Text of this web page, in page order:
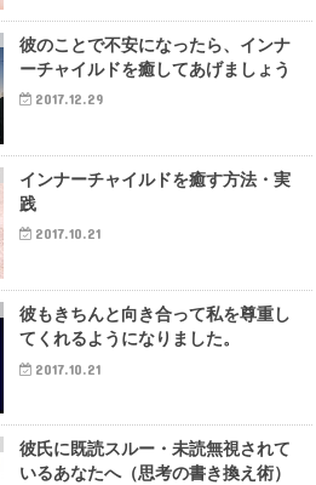
彼のことで不安になったら、インナ
ーチャイルドを癒してあげましょう
2017.12.29
インナーチャイルドを癒す方法・実
践
2017.10.21
彼もきちんと向き合って私を尊重し
てくれるようになりました。
2017.10.21
彼氏に既読スルー・未読無視されて
いるあなたへ（思考の書き換え術）